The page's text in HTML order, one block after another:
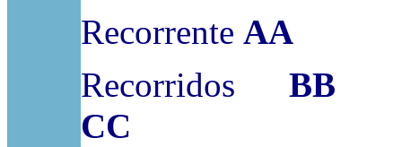
Recorrente AA
Recorridos BB
CC